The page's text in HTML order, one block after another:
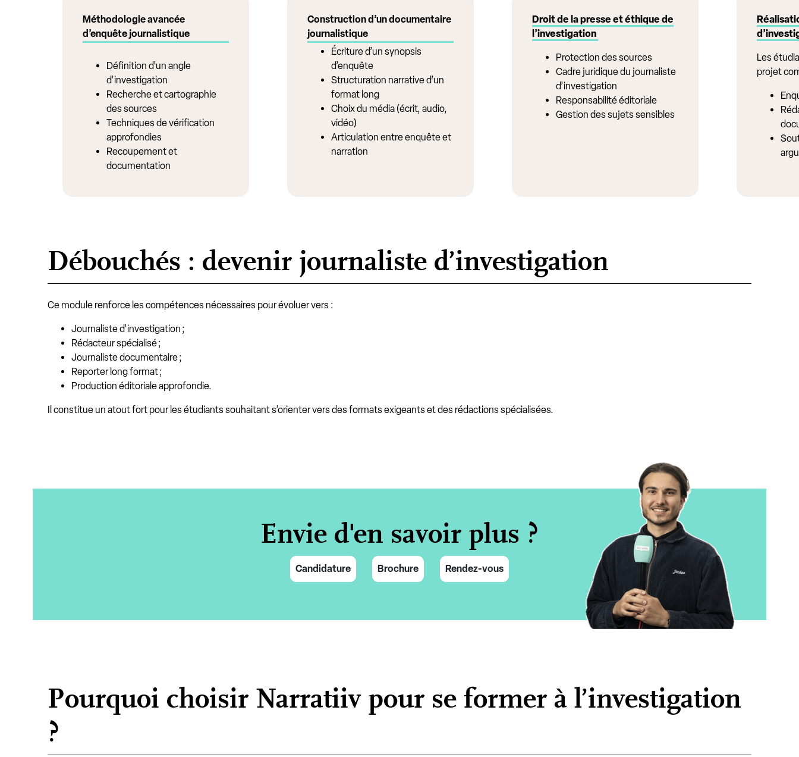
Méthodologie avancée
d’enquête journalistique
Définition d’un angle
d’investigation
Recherche et cartographie
des sources
Techniques de vérification
approfondies
Recoupement et
documentation
Construction d’un documentaire
journalistique
Écriture d’un synopsis
d’enquête
Structuration narrative d’un
format long
Choix du média (écrit, audio,
vidéo)
Articulation entre enquête et
narration
Droit de la presse et éthique de
l’investigation
Protection des sources
Cadre juridique du journaliste
d’investigation
Responsabilité éditoriale
Gestion des sujets sensibles
Les
projet
Débouchés : devenir journaliste d’investigation
Ce module renforce les compétences nécessaires pour évoluer vers :
Journaliste d’investigation ;
Rédacteur spécialisé ;
Journaliste documentaire ;
Reporter long format ;
Production éditoriale approfondie.
Il constitue un atout fort pour les étudiants souhaitant s’orienter vers des formats exigeants et des rédactions spécialisées.
Envie d'en savoir plus ?
Candidature Brochure Rendez-vous
Pourquoi choisir Narratiiv pour se former à l’investigation
?